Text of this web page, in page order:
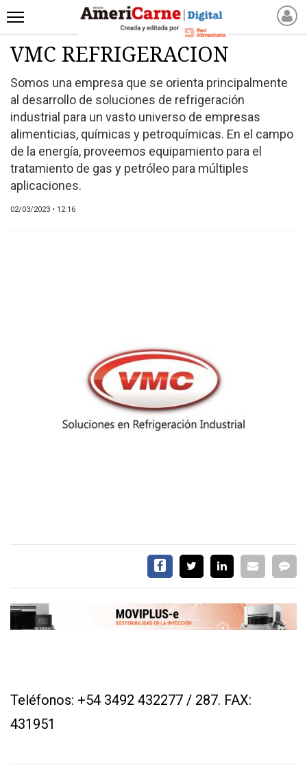
INICIO
NOTICIAS
ARTICULOS
PRODUCCIÓN
PROCESO
PRODUCTO
MARKETPLACE
CALENDARIO
TEMAS DESTACADOS
CONCURSO
SERVICIOS
VMC REFRIGERACION
Somos una empresa que se orienta principalmente
al desarrollo de soluciones de refrigeración
industrial para un vasto universo de empresas
alimenticias, químicas y petroquímicas. En el campo
de la energía, proveemos equipamiento para el
tratamiento de gas y petróleo para múltiples
aplicaciones.
02/03/2023 • 12:16
Teléfonos: +54 3492 432277 / 287. FAX:
431951